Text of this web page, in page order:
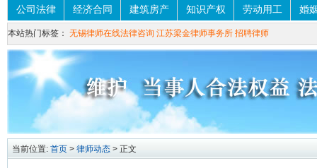
公司法律
经济合同 建筑房产 知识产权 劳动用工 婚
本站热门标签： 无锡律师在线法律咨询 江苏梁金律师事务所 招聘律师
当前位置: 首页 > 律师动态 > 正文